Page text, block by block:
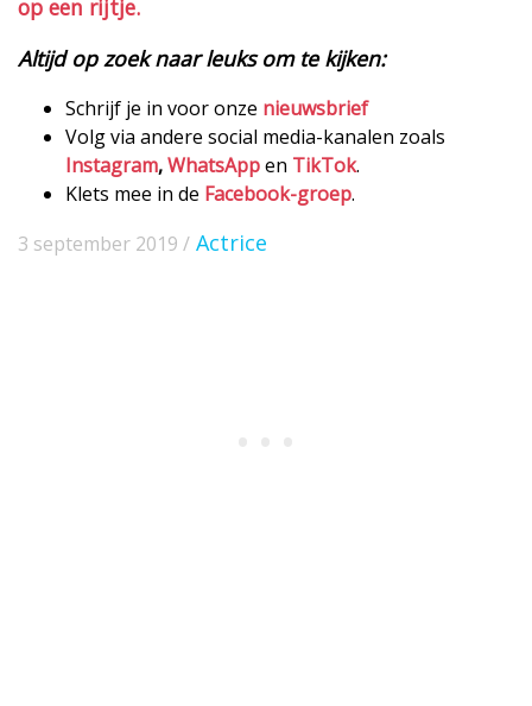
op een rijtje.
Altijd op zoek naar leuks om te kijken:
Schrijf je in voor onze nieuwsbrief
Volg via andere social media-kanalen zoals
Instagram,WhatsAppen TikTok.
Klets mee in de Facebook-groep.
3 september 2019 / Actrice